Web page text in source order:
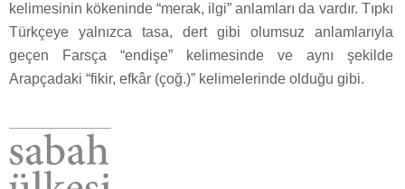
kelimesinin kökeninde “merak, ilgi” anlamları da vardır. Tıpkı
Türkçeye yalnızca tasa, dert gibi olumsuz anlamlarıyla
geçen Farsça “endişe” kelimesinde ve aynı şekilde
Arapçadaki “fikir, efkâr (çoğ.)” kelimelerinde olduğu gibi.